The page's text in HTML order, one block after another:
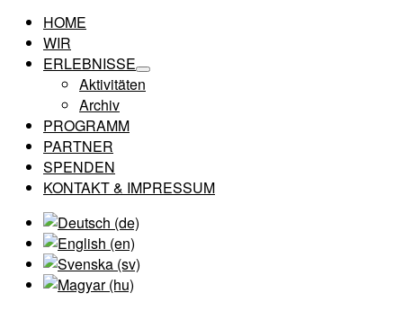
HOME
WIR
ERLEBNISSE
Aktivitäten
Archiv
PROGRAMM
PARTNER
SPENDEN
KONTAKT & IMPRESSUM